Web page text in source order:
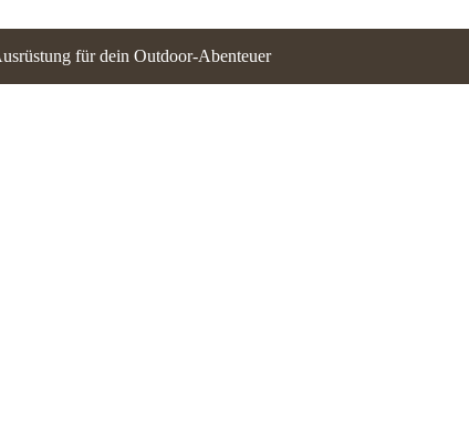
für dein Outdoor-Abenteuer